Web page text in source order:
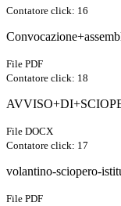
Contatore click: 16
File PDF
Contatore click: 18
File DOCX
Contatore click: 17
volantino-sciopero-
File PDF